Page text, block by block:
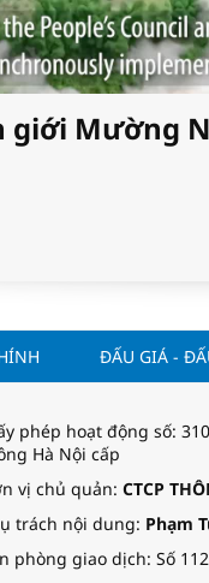
giới Mường
ĐẤU GIÁ -
phép hoạt động số:
Hà Nội cấp
vị chủ quản: CTCP
trách nội dung: Phạm
phòng giao dịch: Số